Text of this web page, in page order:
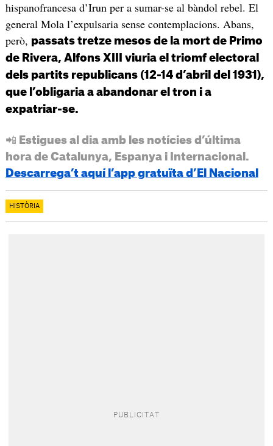
hispanofrancesa d’Irun per a sumar-se al bàndol rebel. El
general Mola l’expulsaria sense contemplacions. Abans,
però, passats tretze mesos de la mort de Primo
de Rivera, Alfons XIII viuria el triomf electoral
dels partits republicans (12-14 d’abril del 1931),
que l’obligaria a abandonar el tron i a
expatriar-se.
📲 Estigues al dia amb les notícies d’última
hora de Catalunya, Espanya i Internacional.
Descarrega’t aquí l’app gratuïta d’El Nacional
HISTÒRIA